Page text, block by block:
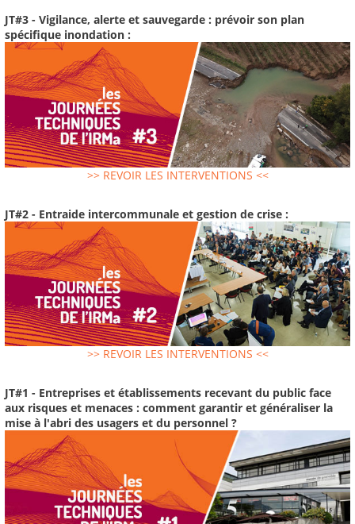
JT#3 - Vigilance, alerte et sauvegarde : prévoir son plan
spécifique inondation :
>> REVOIR LES INTERVENTIONS <<
JT#2 - Entraide intercommunale et gestion de crise :
>> REVOIR LES INTERVENTIONS <<
JT#1 - Entreprises et établissements recevant du public face
aux risques et menaces : comment garantir et généraliser la
mise à l'abri des usagers et du personnel ?